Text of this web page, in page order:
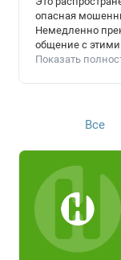
опасная
Немедленно
общение с
Показать
Все